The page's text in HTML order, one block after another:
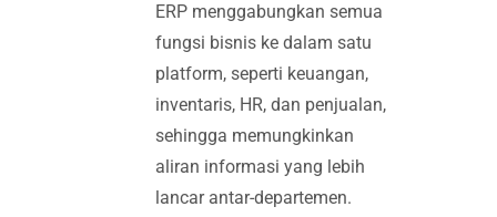
ERP menggabungkan semua
fungsi bisnis ke dalam satu
platform, seperti keuangan,
inventaris, HR, dan penjualan,
sehingga memungkinkan
aliran informasi yang lebih
lancar antar-departemen.